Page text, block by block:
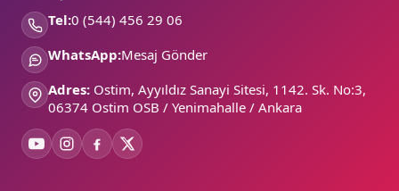
Tel:0 (544) 456 29 06
WhatsApp:Mesaj Gönder
Adres: Ostim, Ayyıldız Sanayi Sitesi, 1142. Sk. No:3,
06374 Ostim OSB / Yenimahalle / Ankara